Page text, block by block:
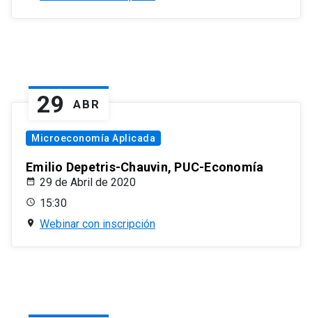
29 ABR
Microeconomía Aplicada
Emilio Depetris-Chauvin, PUC-Economía
29 de Abril de 2020
15:30
Webinar con inscripción